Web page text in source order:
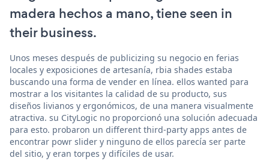
madera hechos a mano, tiene seen in
their business.
Unos meses después de publicizing su negocio en ferias
locales y exposiciones de artesanía, rbia shades estaba
buscando una forma de vender en línea. ellos wanted para
mostrar a los visitantes la calidad de su producto, sus
diseños livianos y ergonómicos, de una manera visualmente
atractiva. su CityLogic no proporcionó una solución adecuada
para esto. probaron un different third-party apps antes de
encontrar powr slider y ninguno de ellos parecía ser parte
del sitio, y eran torpes y difíciles de usar.